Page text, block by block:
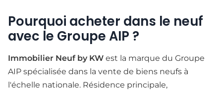
Pourquoi acheter dans le neuf
avec le Groupe AIP ?
Immobilier Neuf by KW est la marque du Groupe
AIP spécialisée dans la vente de biens neufs à
l'échelle nationale. Résidence principale,